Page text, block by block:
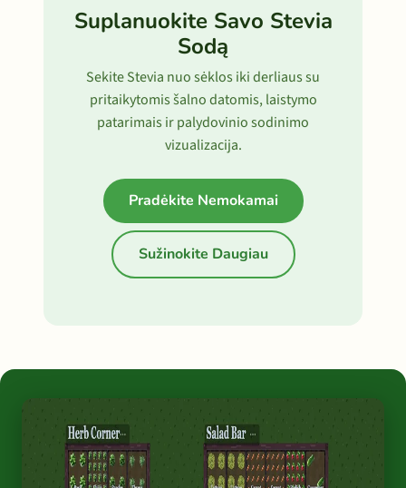
Suplanuokite Savo Stevia
Sodą
Sekite Stevia nuo sėklos iki derliaus su
pritaikytomis šalno datomis, laistymo
patarimais ir palydovinio sodinimo
vizualizacija.
Pradėkite Nemokamai
Sužinokite Daugiau